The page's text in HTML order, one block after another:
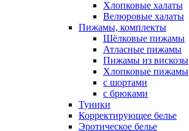
Хлопковые халаты
Велюровые халаты
Пижамы, комплекты
Шёлковые пижамы
Атласные пижамы
Пижамы из вискозы
Хлопковые пижамы
с шортами
с брюками
Туники
Корректирующее белье
Эротическое белье